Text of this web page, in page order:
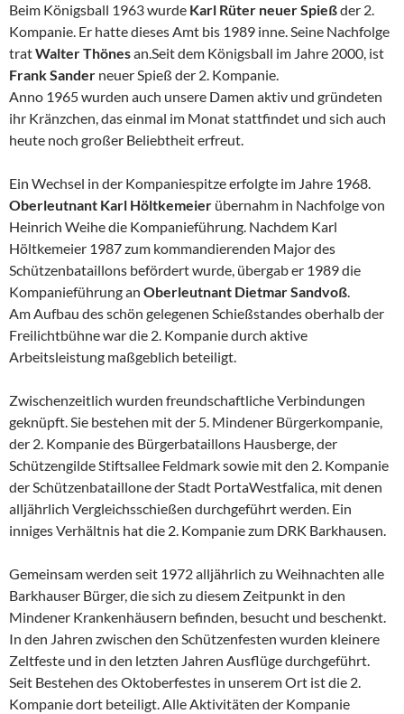
Beim Königsball 1963 wurde Karl Rüter neuer Spießder 2.
Kompanie. Er hatte dieses Amt bis 1989 inne. Seine Nachfolge
tratWalter Thönesan.Seit dem Königsball im Jahre 2000, ist
Frank Sander neuer Spieß der 2. Kompanie.
Anno 1965 wurden auch unsere Damen aktiv und gründeten
ihr Kränzchen, das einmal im Monat stattfindet und sich auch
heute noch großer Beliebtheit erfreut.
Ein Wechsel in der Kompaniespitze erfolgte im Jahre 1968.
Oberleutnant Karl Höltkemeier übernahm in Nachfolge von
Heinrich Weihe die Kompanieführung. Nachdem Karl
Höltkemeier 1987 zum kommandierenden Major des
Schützenbataillons befördert wurde, übergab er 1989 die
Kompanieführung an Oberleutnant Dietmar Sandvoß.
Am Aufbau des schön gelegenen Schießstandes oberhalb der
Freilichtbühne war die 2. Kompanie durch aktive
Arbeitsleistung maßgeblich beteiligt.
Zwischenzeitlich wurden freundschaftliche Verbindungen
geknüpft. Sie bestehen mit der 5. Mindener Bürgerkompanie,
der 2. Kompanie des Bürgerbataillons Hausberge, der
Schützengilde Stiftsallee Feldmark sowie mit den 2. Kompanie
der Schützenbataillone der Stadt PortaWestfalica, mit denen
alljährlich Vergleichsschießen durchgeführt werden. Ein
inniges Verhältnis hat die 2. Kompanie zum DRK Barkhausen.
Gemeinsam werden seit 1972 alljährlich zu Weihnachten alle
Barkhauser Bürger, die sich zu diesem Zeitpunkt in den
Mindener Krankenhäusern befinden, besucht und beschenkt.
In den Jahren zwischen den Schützenfesten wurden kleinere
Zeltfeste und in den letzten Jahren Ausflüge durchgeführt.
Seit Bestehen des Oktoberfestes in unserem Ort ist die 2.
Kompanie dort beteiligt. Alle Aktivitäten der Kompanie